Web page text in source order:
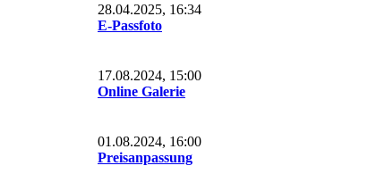
28.04.2025, 16:34
E-Passfoto
17.08.2024, 15:00
Online Galerie
01.08.2024, 16:00
Preisanpassung